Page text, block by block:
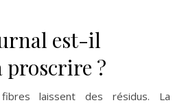
est-il
proscrire ?
laissent des résidus. La